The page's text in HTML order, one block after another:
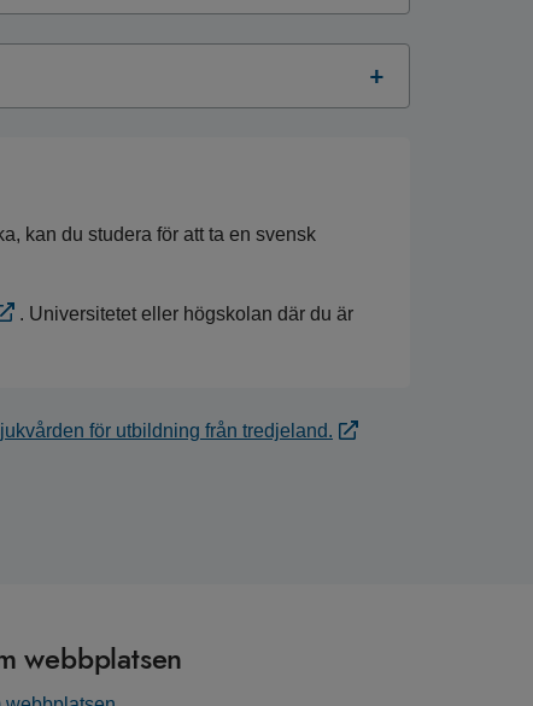
kan du studera för att ta en svensk
. Universitetet eller högskolan där du är
för utbildning från tredjeland.
webbplatsen